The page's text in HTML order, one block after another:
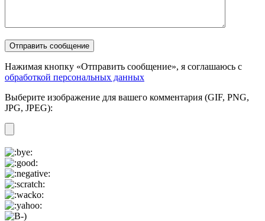
Нажимая кнопку «Отправить сообщение», я соглашаюсь с
обработкой персональных данных
Выберите изображение для вашего комментария (GIF, PNG,
JPG, JPEG):